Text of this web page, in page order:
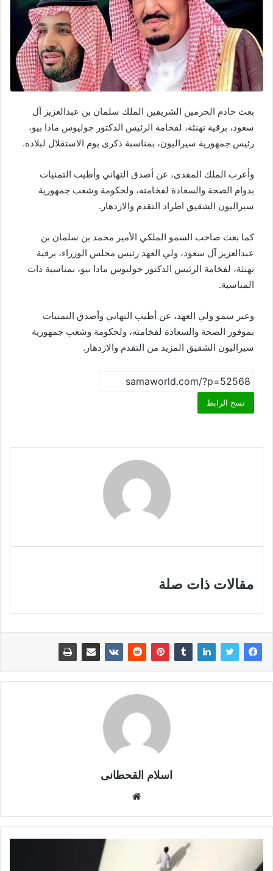
بعث خادم الحرمين الشريفين الملك سلمان بن عبدالعزيز آل
سعود، برقية تهنئة، لفخامة الرئيس الدكتور جوليوس مادا بيو،
رئيس جمهورية سيراليون، بمناسبة ذكرى يوم الاستقلال لبلاده.
وأعرب الملك المفدى، عن أصدق التهاني وأطيب التمنيات
بدوام الصحة والسعادة لفخامته، ولحكومة وشعب جمهورية
سيراليون الشقيق اطراد التقدم والازدهار.
كما بعث صاحب السمو الملكي الأمير محمد بن سلمان بن
عبدالعزيز آل سعود، ولي العهد رئيس مجلس الوزراء، برقية
تهنئة، لفخامة الرئيس الدكتور جوليوس مادا بيو، بمناسبة ذات
المناسبة.
وعبر سمو ولي العهد، عن أطيب التهاني وأصدق التمنيات
بموفور الصحة والسعادة لفخامته، ولحكومة وشعب جمهورية
سيراليون الشقيق المزيد من التقدم والازدهار.
نسخ الرابط
مقالات ذات صلة
اسلام القحطانى
ق
ع